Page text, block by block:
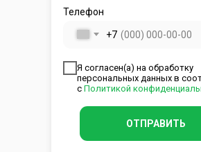
Телефон
+7
Я согласен(а) на обработку
персональных данных в
с Политикой
ОТПРАВИТЬ